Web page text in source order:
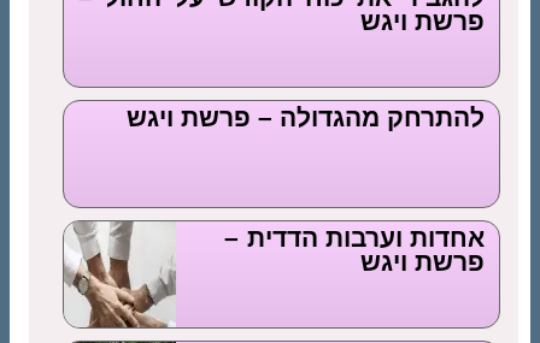
פרשת ויגש
להתרחק מהגדולה – פרשת ויגש
אחדות וערבות הדדית –
פרשת ויגש